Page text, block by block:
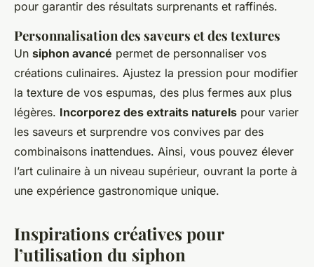
pour garantir des résultats surprenants et raffinés.
Personnalisation des saveurs et des textures
Un siphon avancé permet de personnaliser vos
créations culinaires. Ajustez la pression pour modifier
la texture de vos espumas, des plus fermes aux plus
légères. Incorporez des extraits naturels pour varier
les saveurs et surprendre vos convives par des
combinaisons inattendues. Ainsi, vous pouvez élever
l’art culinaire à un niveau supérieur, ouvrant la porte à
une expérience gastronomique unique.
Inspirations créatives pour
l’utilisation du siphon